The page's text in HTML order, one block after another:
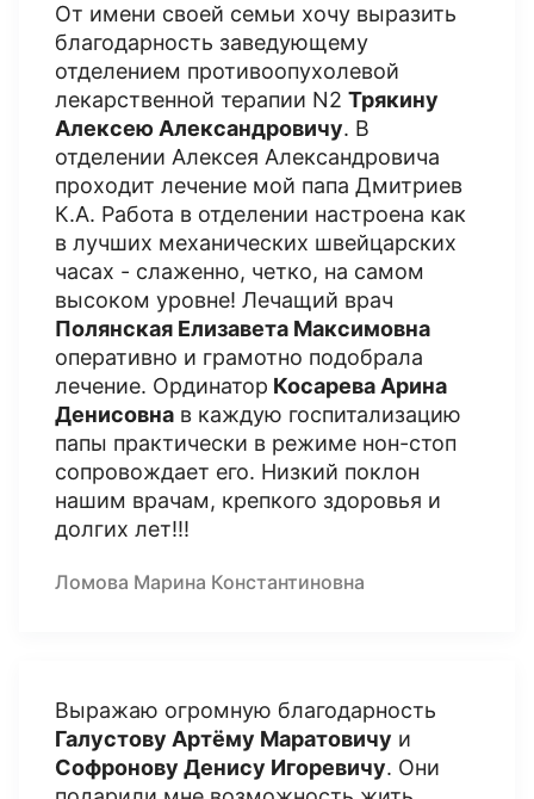
От имени своей семьи хочу выразить
благодарность заведующему
отделением противоопухолевой
лекарственной терапии N2 Трякину
Алексею Александровичу. В
отделении Алексея Александровича
проходит лечение мой папа Дмитриев
К.А. Работа в отделении настроена как
в лучших механических швейцарских
часах - слаженно, четко, на самом
высоком уровне! Лечащий врач
Полянская Елизавета Максимовна
оперативно и грамотно подобрала
лечение. Ординатор Косарева Арина
Денисовна в каждую госпитализацию
папы практически в режиме нон-стоп
сопровождает его. Низкий поклон
нашим врачам, крепкого здоровья и
долгих лет!!!
Ломова Марина Константиновна
Выражаю огромную благодарность
Галустову Артёму Маратовичу и
Софронову Денису Игоревичу. Они